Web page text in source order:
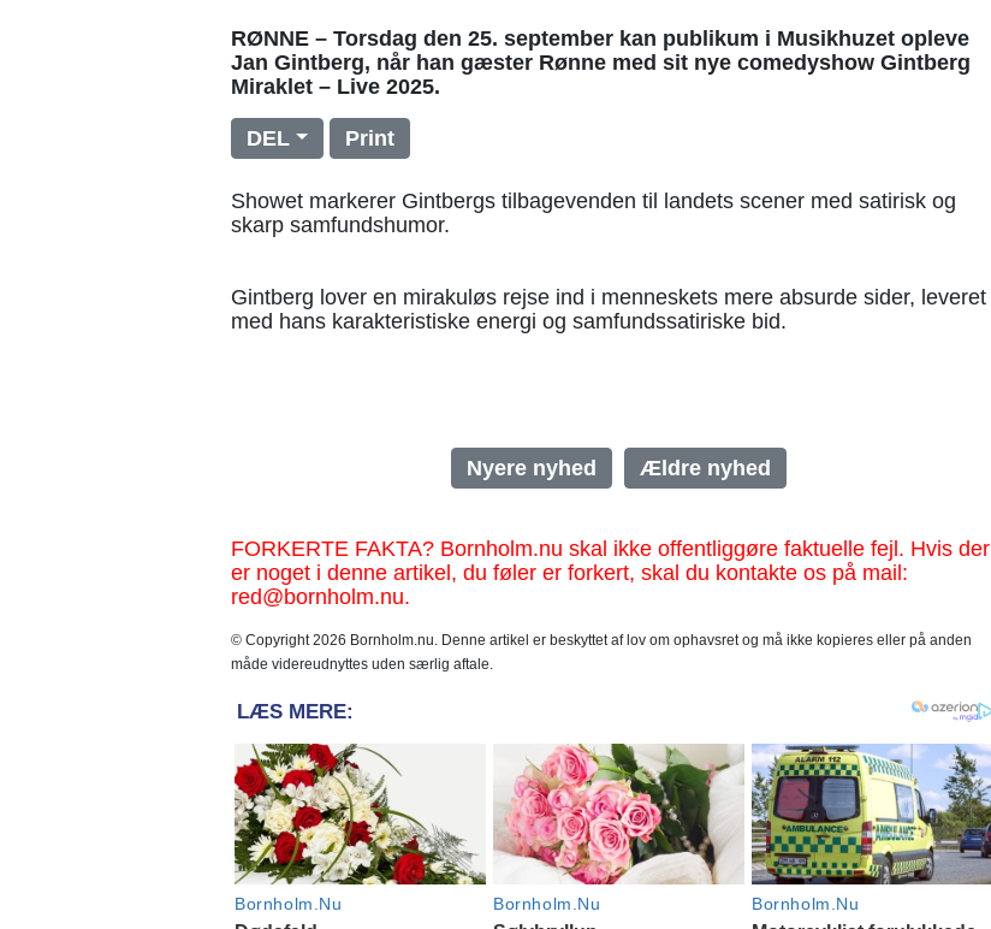
RØNNE – Torsdag den 25. september kan publikum i Musikhuzet opleve
Jan Gintberg, når han gæster Rønne med sit nye comedyshow Gintberg
Miraklet – Live 2025.
DEL Print
Showet markerer Gintbergs tilbagevenden til landets scener med satirisk og
skarp samfundshumor.
Gintberg lover en mirakuløs rejse ind i menneskets mere absurde sider, leveret
med hans karakteristiske energi og samfundssatiriske bid.
Nyere nyhed Ældre nyhed
FORKERTE FAKTA? Bornholm.nu skal ikke offentliggøre faktuelle fejl. Hvis der
er noget i denne artikel, du føler er forkert, skal du kontakte os på mail:
red@bornholm.nu.
© Copyright 2026 Bornholm.nu. Denne artikel er beskyttet af lov om ophavsret og må ikke kopieres eller på anden
måde videreudnyttes uden særlig aftale.